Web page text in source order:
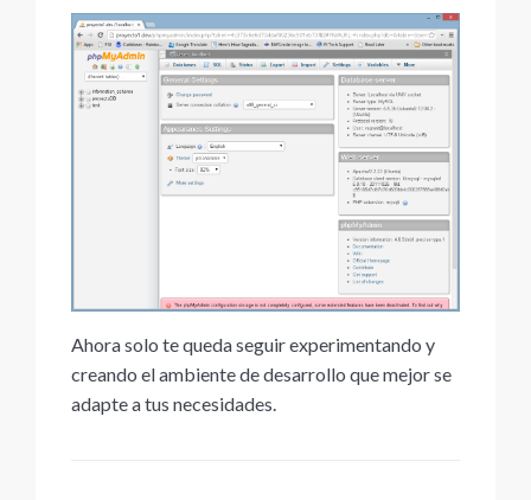
Ahora solo te queda seguir experimentando y
creando el ambiente de desarrollo que mejor se
adapte a tus necesidades.